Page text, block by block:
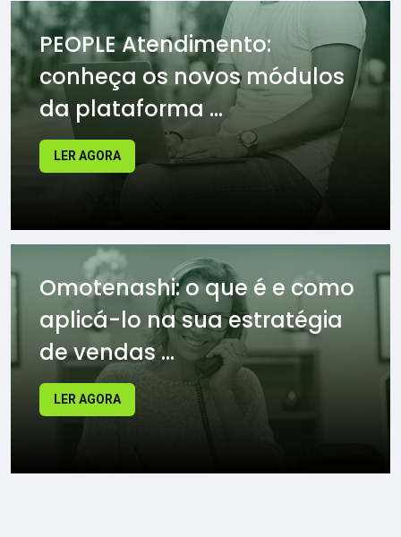
PEOPLE Atendimento:
conheça os novos módulos
da plataforma ...
LER AGORA
Omotenashi: o que é e como
aplicá-lo na sua estratégia
de vendas ...
LER AGORA